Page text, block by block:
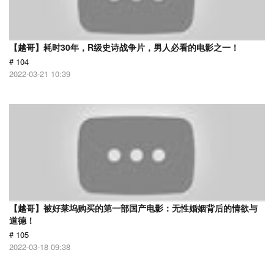
【越哥】耗时30年，R级史诗战争片，男人必看的电影之一！
# 104
2022-03-21 10:39
【越哥】被好莱坞购买的第一部国产电影：无性婚姻背后的情欲与
道德！
# 105
2022-03-18 09:38